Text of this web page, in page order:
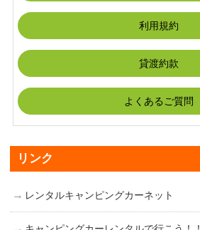
利用規約
貸渡約款
よくあるご質問
リンク
レンタルキャンピングカーネット